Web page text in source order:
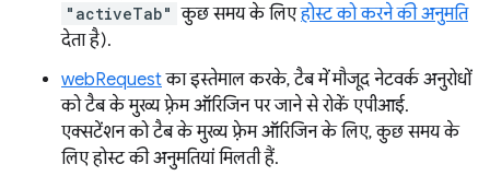
"activeTab" कुछ समय के लिएहोस्ट को करने की अनुमति
देता है).
webRequestका इस्तेमाल करके, टैब में मौजूद नेटवर्क अनुरोधों
को टैब के मुख्य फ़्रेम ऑरिजिन पर जाने से रोकें एपीआई.
एक्सटेंशन को टैब के मुख्य फ़्रेम ऑरिजिन के लिए, कुछ समय के
लिए होस्ट की अनुमतियां मिलती हैं.